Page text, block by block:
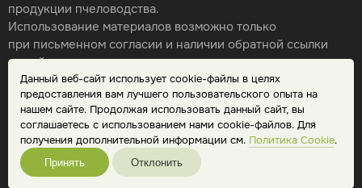
Данный веб-сайт использует cookie-файлы в целях
предоставления вам лучшего пользовательского опыта на
нашем сайте. Продолжая использовать данный сайт, вы
соглашаетесь с использованием нами cookie-файлов. Для
получения дополнительной информации см. Политика Cookie.
Принять Отклонить
продукции пчеловодства.
Использование материалов возможно только
при письменном согласии и наличии обратной ссылки
на сайт.
Карта сайта
Политика конфиденциальности
Публичная оферта
Обработка персональных данных